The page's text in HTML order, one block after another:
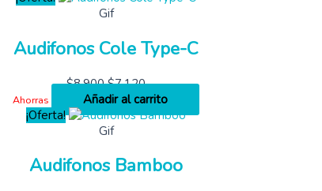
Gif
Audifonos Cole Type-C
$8,900 $7,120
Ahorras
Añadir al carrito
¡Oferta!
Gif
Audifonos Bamboo